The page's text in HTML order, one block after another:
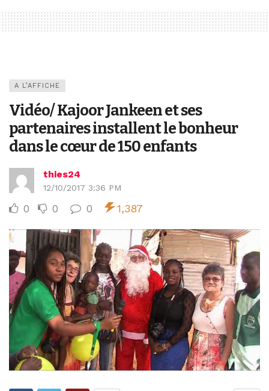
A L’AFFICHE
Vidéo/ Kajoor Jankeen et ses
partenaires installent le bonheur
dans le cœur de 150 enfants
thies24
12/10/2017 3:36 PM
0 0 0 1,387